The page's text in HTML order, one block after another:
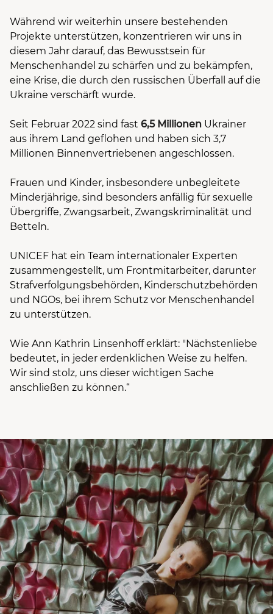
Während wir weiterhin unsere bestehenden
Projekte unterstützen, konzentrieren wir uns in
diesem Jahr darauf, das Bewusstsein für
Menschenhandel zu schärfen und zu bekämpfen,
eine Krise, die durch den russischen Überfall auf die
Ukraine verschärft wurde.
Seit Februar 2022 sind fast 6,5 Millionen Ukrainer
aus ihrem Land geflohen und haben sich 3,7
Millionen Binnenvertriebenen angeschlossen.
Frauen und Kinder, insbesondere unbegleitete
Minderjährige, sind besonders anfällig für sexuelle
Übergriffe, Zwangsarbeit, Zwangskriminalität und
Betteln.
UNICEF hat ein Team internationaler Experten
zusammengestellt, um Frontmitarbeiter, darunter
Strafverfolgungsbehörden, Kinderschutzbehörden
und NGOs, bei ihrem Schutz vor Menschenhandel
zu unterstützen.
Wie Ann Kathrin Linsenhoff erklärt: "Nächstenliebe
bedeutet, in jeder erdenklichen Weise zu helfen.
Wir sind stolz, uns dieser wichtigen Sache
anschließen zu können.“